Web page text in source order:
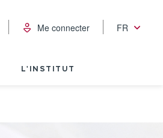
Me connecter FR
L'INSTITUT